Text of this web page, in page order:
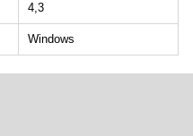
4,3
Windows